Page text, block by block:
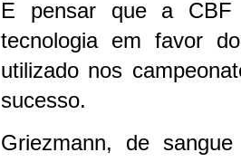
E pensar que a CBF
tecnologia em favor
utilizado nos
sucesso.
Griezmann, de